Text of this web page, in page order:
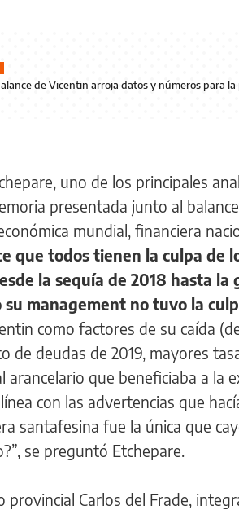
de Vicentin arroja datos y números para la
uno de los principales
presentada junto al
mundial, financiera
que todos tienen la culpa de
la sequía de 2018 hasta
su management no tuvo la
como factores de su caída
de deudas de 2019, mayores
arancelario que beneficiaba a la
con las advertencias que
santafesina fue la única que
se preguntó Etchepare.
provincial Carlos del Frade,